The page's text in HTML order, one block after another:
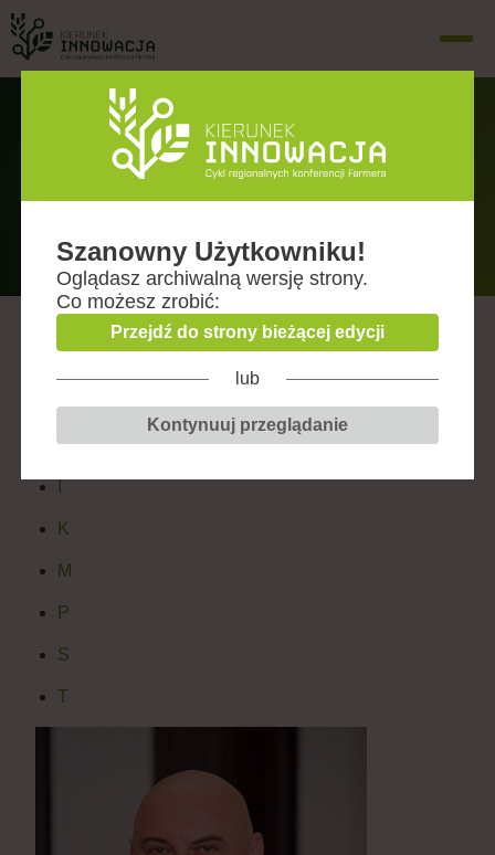
Prelegenci
Wrocław (woj. dolnośląskie)
D
G
K
M
P
S
T
Szanowny Użytkowniku!
Oglądasz archiwalną wersję strony.
Co możesz zrobić:
Przejdź do strony bieżącej edycji
lub
Kontynuuj przeglądanie